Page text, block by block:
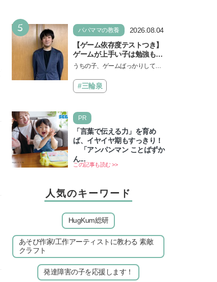
5 パパママの教養
2026.08.04
【ゲーム依存度テストつき】
ゲームが上手い子は勉強もで
きる？御三家中高卒でゲーマ
えるゲームしながら受験で勝
つためのメソッド
うちの子、ゲームばっかりしてい
言し、子どもとトラブルになる家
庭は多いもの。でも…
#三輪泉
PR
「言葉で伝える力」を育め
ば、イヤイヤ期もすっきり！
「アンパンマン ことばずか
ん...
この記事も読む >>
人気のキーワード
HugKum総研
あそび作家/工作アーティストに教わる 素敵
クラフト
発達障害の子を応援します！